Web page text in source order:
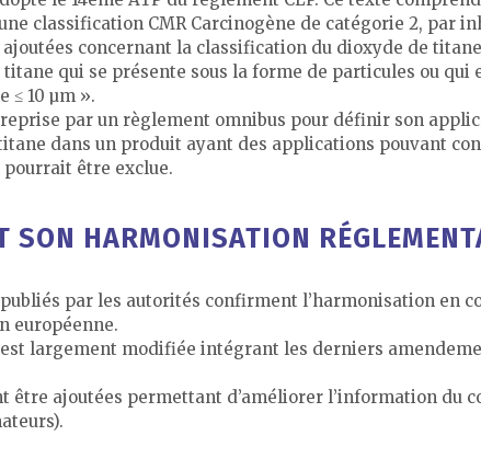
classification CMR Carcinogène de catégorie 2, par
concernant la classification du dioxyde de
qui se présente sous la forme de particules ou qui
≤ 10 µm ».
par un règlement omnibus pour définir son
dans un produit ayant des applications pouvant
être exclue.
SON HARMONISATION
par les autorités confirment l’harmonisation en
européenne.
largement modifiée intégrant les derniers
être ajoutées permettant d’améliorer l’information du